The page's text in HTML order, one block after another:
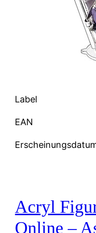
Label
EAN
Acryl
Online –